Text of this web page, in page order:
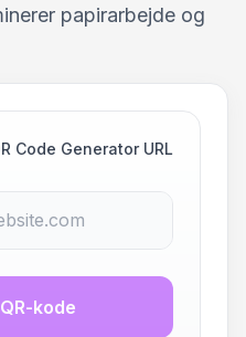
papirarbejde og
Code Generator URL
kode